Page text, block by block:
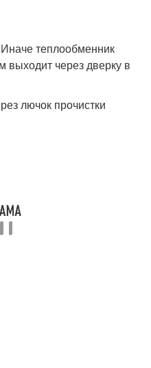
Иначе теплообменник
выходит через дверку в
лючок прочистки